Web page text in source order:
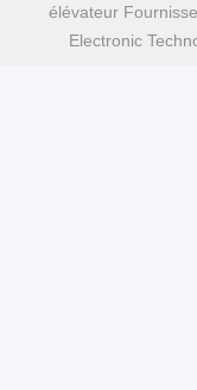
élévateur
Electronic